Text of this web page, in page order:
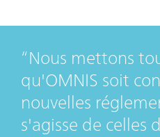
Nous mettons
qu'OMNIS soit
nouvelles
s'agisse de celles